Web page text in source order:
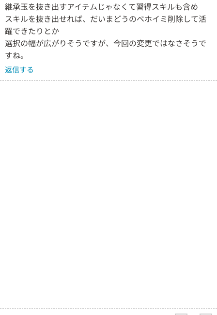
継承玉を抜き出すアイテムじゃなくて習得スキルも含め
スキルを抜き出せれば、だいまどうのベホイミ削除して活
躍できたりとか
選択の幅が広がりそうですが、今回の変更ではなさそうで
すね。
返信する